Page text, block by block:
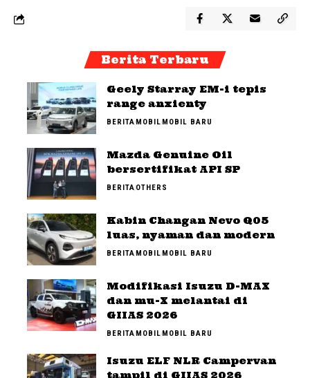
Berita Terbaru
Geely Starray EM-i tepis
range anxienty
BERITAMOBILMOBIL BARU
Mazda Genuine Oil
bersertifikat API SP
BERITAOTHERS
Kabin Changan Nevo Q05
luas, nyaman dan modern
BERITAMOBILMOBIL BARU
Modifikasi Isuzu D-MAX
dan mu-X melantai di
GIIAS 2026
BERITAMOBILMOBIL BARU
Isuzu ELF NLR Campervan
tampil di GIIAS 2026